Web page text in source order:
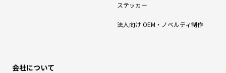
ステッカー
法人向け OEM・ノベルティ制作
会社について